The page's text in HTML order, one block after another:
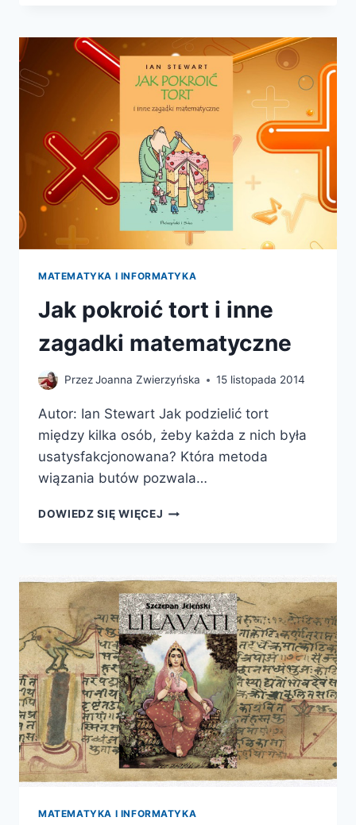
MATEMATYKA I INFORMATYKA
Jak pokroić tort i inne
zagadki matematyczne
PrzezJoanna Zwierzyńska 15 listopada 2014
Autor: Ian Stewart Jak podzielić tort
między kilka osób, żeby każda z nich była
usatysfakcjonowana? Która metoda
wiązania butów pozwala…
DOWIEDZ SIĘ WIĘCEJ JAK
ZAGADKI
MATEMATYCZNE
MATEMATYKA I INFORMATYKA